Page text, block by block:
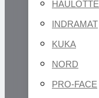
HAULOTTE
INDRAMAT
KUKA
NORD
PRO-FACE